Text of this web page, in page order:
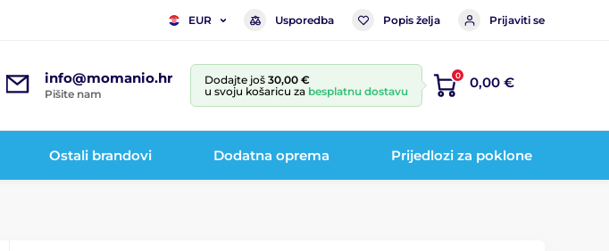
EUR Usporedba Popis želja Prijaviti se
info@momanio.hr
Pišite nam
Dodajte još 30,00 €
u svoju košaricu za besplatnu dostavu
0 0,00 €
Ostali brandovi Dodatna oprema Prijedlozi za poklone